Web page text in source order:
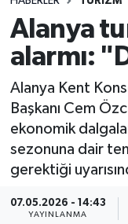
Alanya
alarmı:
Alanya Kent
Başkanı Cem
ekonomik
sezonuna dair
gerektiği
07.05.2026 - 14:43
YAYINLANMA
Spor
Ekonomi
Gazipaşa
Tüm
Haber Arşivi